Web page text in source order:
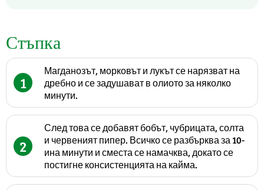
Стъпка
1
Магданозът, морковът и лукът се нарязват на
дребно и се задушават в олиото за няколко
минути.
2
След това се добавят бобът, чубрицата, солта
и червеният пипер. Всичко се разбърква за 10-
ина минути и сместа се намачква, докато се
постигне консистенцията на кайма.